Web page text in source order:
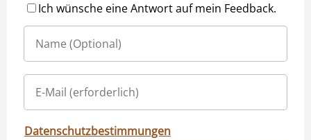
Ich wünsche eine Antwort auf mein Feedback.
Datenschutzbestimmungen